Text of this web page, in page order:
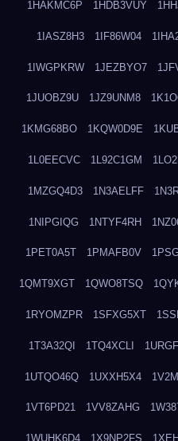
1HAKMC6P 1HDB3VUY
1IASZ8H3 1IF86W04
1IWGPKRW 1JEZBYO7
1JUOBZ9U 1JZ9UNM8
1KMG68BO 1KQW0D9E
1L0EECVC 1L92C1GM
1MZGQ4D3 1N3AELFF
1NIPGIQG 1NTYF4RH
1PET0A5T 1PMAFB0V
1QMT9XGT 1QWO8TSQ
1RYOMZPR 1SFXG5XT
1T3A32QI 1TQ4XCLI
1UTQO46Q 1UXXH5X4
1VT6PD21 1VV8ZAHG
1WUHK6D4 1X9NP2FS